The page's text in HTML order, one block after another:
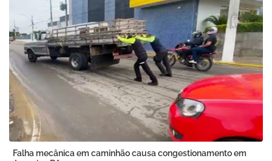
Falha mecânica em caminhão causa congestionamento em